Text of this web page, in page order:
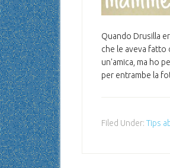
Quando Drusilla
che le aveva fatto
un'amica, ma ho
per entrambe la
Filed Under: Tips